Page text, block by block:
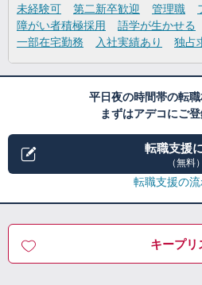
未経験可
第二新卒歓迎 管理職
障がい者積極採用
語学が生かせる
一部在宅勤務
入社実績あり 独占
平日夜の時間帯の転職
まずはアデコにご
転職支援
（無料）
転職支援の
キープリ